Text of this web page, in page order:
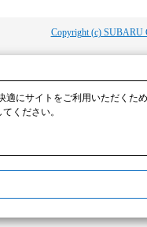
Copyright (c) SUBARU
適にサイトをご利用いただく
ください。​